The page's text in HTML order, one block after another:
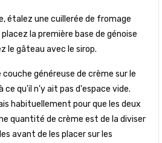
étalez une cuillerée de fromage
la première base de génoise
le gâteau avec le sirop.
généreuse de crème sur le
ce qu'il n'y ait pas d'espace vide.
habituellement pour que les deux
quantité de crème est de la diviser
avant de les placer sur les